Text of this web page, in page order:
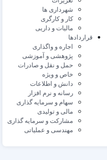
شهرداری ها
کار و کارگری
مالیات و داریی
قراردادها
اجاره و واگذاری
پژوهشی و آموزشی
حمل و نقل و صادرات
خاص و ویژه
دانش و اطلاعات
رسانه و نرم افزار
سهام و سرمایه گذاری
مالی و تولیدی
مشارکت و سرمایه گذاری
مهندسی و عملیاتی